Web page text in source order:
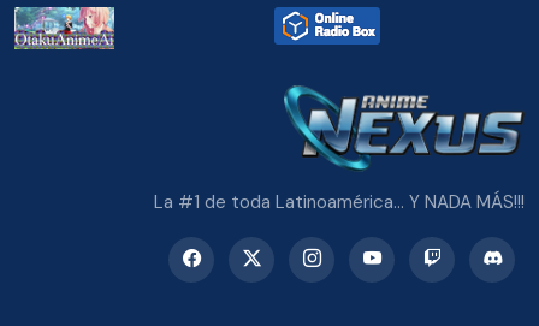
La #1 de toda Latinoamérica... Y NADA MÁS!!!